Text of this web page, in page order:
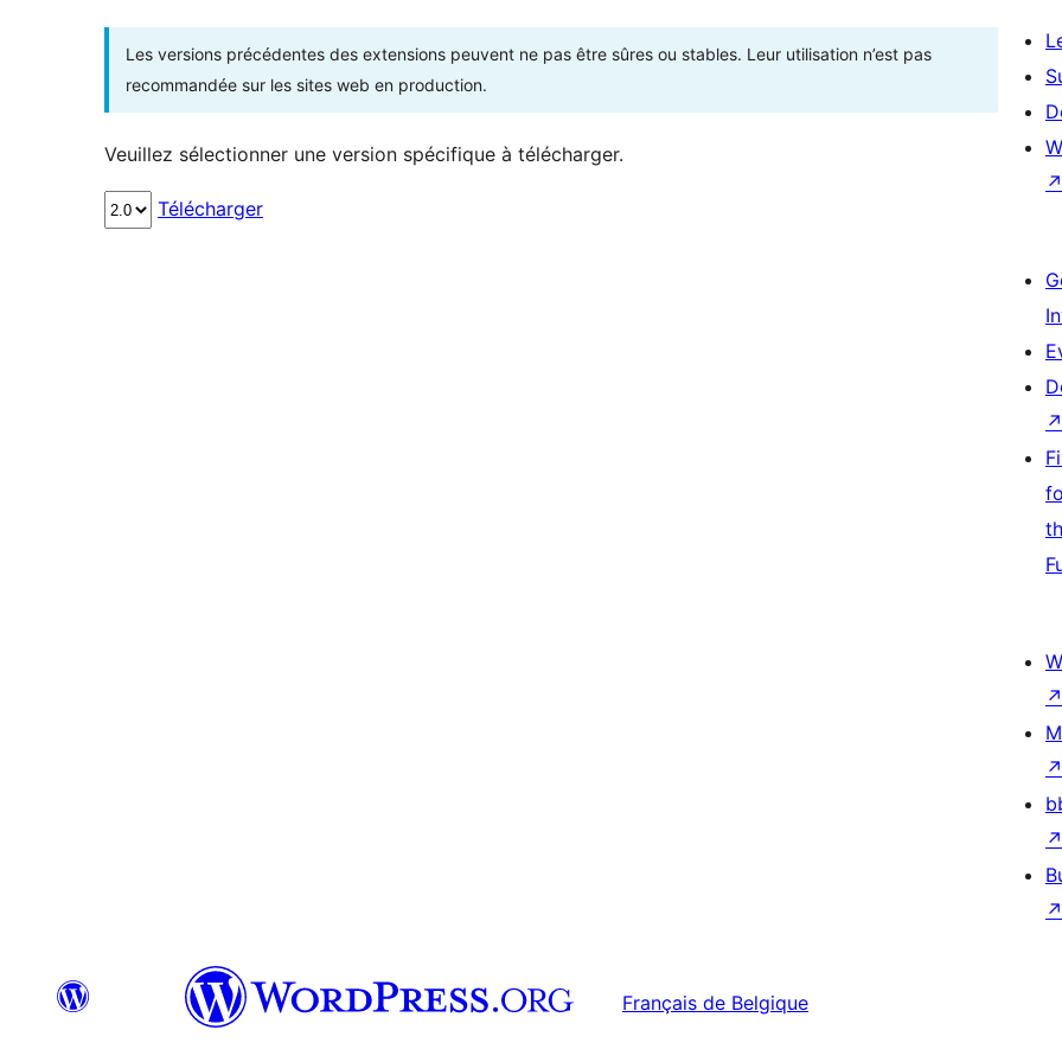
Les versions précédentes des extensions peuvent ne pas être sûres ou stables. Leur utilisation n’est pas
recommandée sur les sites web en production.
Veuillez sélectionner une version spécifique à télécharger.
Télécharger
↗
↗
↗
↗
↗
↗
Français de Belgique